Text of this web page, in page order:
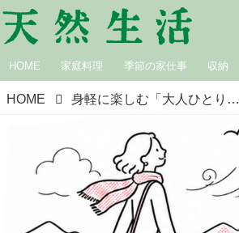
HOME 家庭料理 季節の家仕事 収納
HOME 身軽に楽しむ「大人ひとり旅」の始め方。日常から離れて気持ちを“リセット”少ない荷物で自由に旅する工夫／スタイリスト・地曳いく子さん